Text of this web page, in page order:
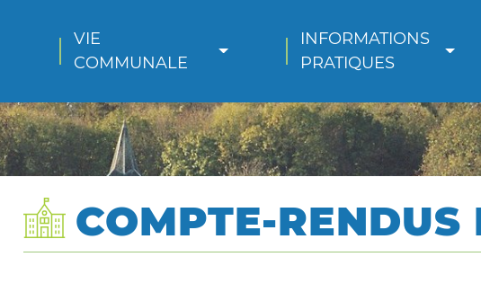
VIE
COMMUNALE
INFORMATIONS
PRATIQUES
COMPTE-RENDUS